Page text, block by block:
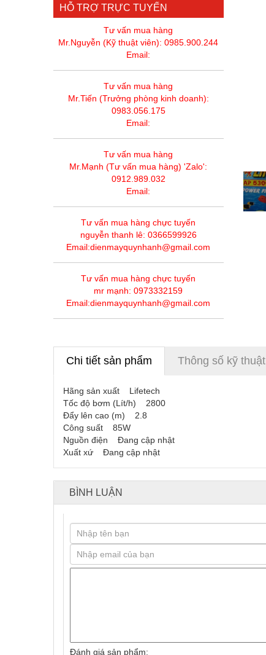
HỖ TRỢ TRỰC TUYẾN
Tư vấn mua hàng
Mr.Nguyễn (Kỹ thuật viên): 0985.900.244
Email:
Tư vấn mua hàng
Mr.Tiến (Trưởng phòng kinh doanh):
0983.056.175
Email:
Tư vấn mua hàng
Mr.Mạnh (Tư vấn mua hàng) 'Zalo':
0912.989.032
Email:
Tư vấn mua hàng chực tuyến
nguyễn thanh lê: 0366599926
Email:dienmayquynhanh@gmail.com
Tư vấn mua hàng chực tuyến
mr mạnh: 0973332159
Email:dienmayquynhanh@gmail.com
Chi tiết sản phẩm Thông số kỹ thuật
Hãng sản xuất Lifetech
Tốc độ bơm (Lít/h) 2800
Đẩy lên cao (m) 2.8
Công suất 85W
Nguồn điện Đang cập nhật
Xuất xứ Đang cập nhật
BÌNH LUẬN
Đánh giá sản phẩm: